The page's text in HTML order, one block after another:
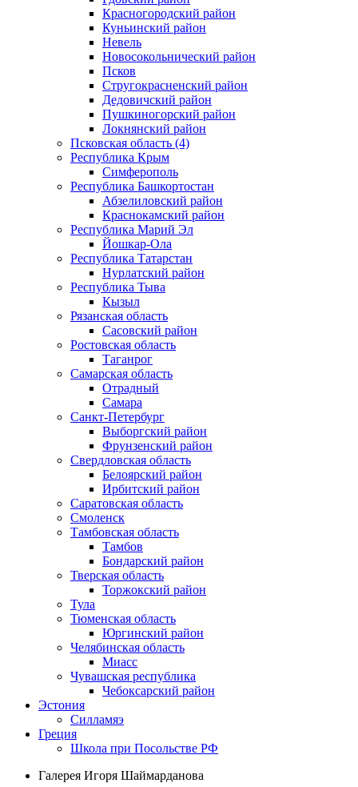
Красногородский район
Куньинский район
Невель
Новосокольнический район
Псков
Стругокрасненский район
Дедовичский район
Пушкиногорский район
Локнянский район
Псковская область (4)
Республика Крым
Симферополь
Республика Башкортостан
Абзелиловский район
Краснокамский район
Республика Марий Эл
Йошкар-Ола
Республика Татарстан
Нурлатский район
Республика Тыва
Кызыл
Рязанская область
Сасовский район
Ростовская область
Таганрог
Самарская область
Отрадный
Самара
Санкт-Петербург
Выборгский район
Фрунзенский район
Свердловская область
Белоярский район
Ирбитский район
Саратовская область
Смоленск
Тамбовская область
Тамбов
Бондарский район
Тверская область
Торжокский район
Тула
Тюменская область
Юргинский район
Челябинская область
Миасс
Чувашская республика
Чебоксарский район
Эстония
Силламяэ
Греция
Школа при Посольстве РФ
Галерея Игоря Шаймарданова